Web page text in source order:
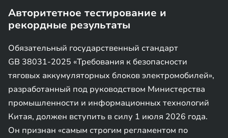
Авторитетное тестирование и
рекордные результаты
Обязательный государственный стандарт
GB 38031-2025 «Требования к безопасности
тяговых аккумуляторных блоков электромобилей»,
разработанный под руководством Министерства
промышленности и информационных технологий
Китая, должен вступить в силу 1 июля 2026 года.
Он признан «самым строгим регламентом по